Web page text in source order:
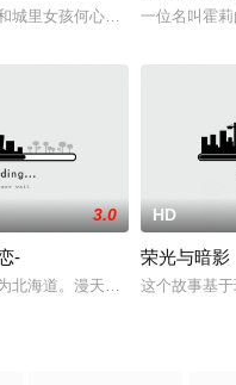
题材电影，以“山海相恋·文化
城里女孩何心琪都有着复杂的
一位名叫霍
是恋人，但第二天他们就素不
3.0
-
北海道。漫天风雪中，皆实（
HD
荣光与暗影
这个故事基